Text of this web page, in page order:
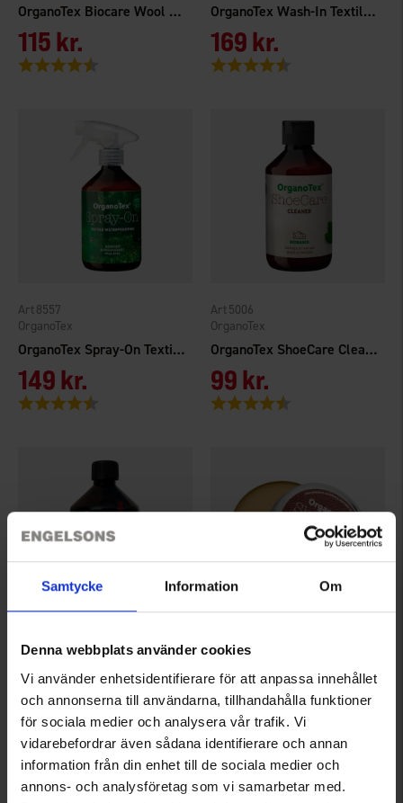
Samtycke Information Om
Denna webbplats använder cookies
Vi använder enhetsidentifierare för att anpassa innehållet
och annonserna till användarna, tillhandahålla funktioner
för sociala medier och analysera vår trafik. Vi
vidarebefordrar även sådana identifierare och annan
information från din enhet till de sociala medier och
annons- och analysföretag som vi samarbetar med.
OrganoTex Biocare Wool & Down Wash
115 kr.
Vurdering:
OrganoTex Wash-In Textile Waterproofing
169 kr.
Vurdering:
OrganoTex Spray-On Textile Waterproofing
OrganoTex
8557
149 kr.
Vurdering:
OrganoTex ShoeCare Cleaner
OrganoTex
5006
99 kr.
Vurdering:
OrganoTex BioCare Sport Textile Wash
5000
115 kr.
Vurdering: 4.5 ud af 5 stjerner
OrganoTex ShoeCare Leather Wax
5002
99 kr.
Vurdering: 4.4 ud af 5 stjerner